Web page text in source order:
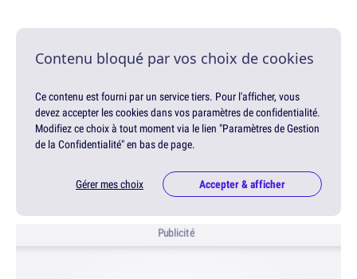
Contenu bloqué par vos choix de cookies
Ce contenu est fourni par un service tiers. Pour l'afficher, vous
devez accepter les cookies dans vos paramètres de confidentialité.
Modifiez ce choix à tout moment via le lien "Paramètres de Gestion
de la Confidentialité" en bas de page.
Gérer mes choix Accepter & afficher
Publicité